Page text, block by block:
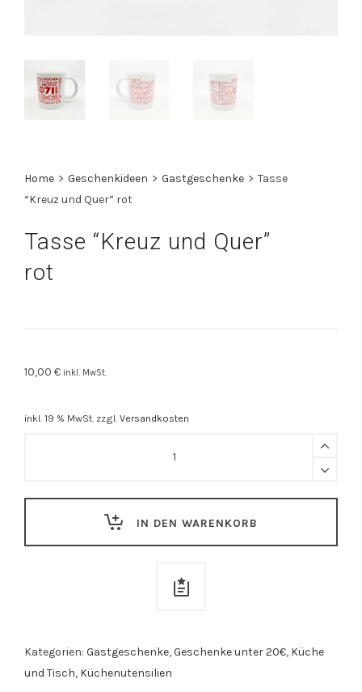
Home > Geschenkideen > Gastgeschenke > Tasse
“Kreuz und Quer” rot
Tasse “Kreuz und Quer”
rot
10,00 € inkl. MwSt.
inkl. 19 % MwSt. zzgl. Versandkosten
quantity
IN DEN WARENKORB
Kategorien: Gastgeschenke,Geschenke unter 20€, Küche
und Tisch, Küchenutensilien